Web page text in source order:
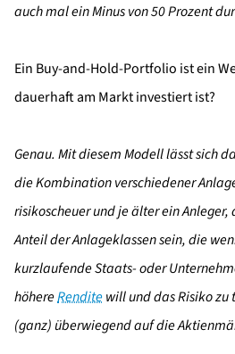
auch mal ein Minus von 50 Prozent
Ein Buy-and-Hold-Portfolio ist ein
dauerhaft am Markt investiert ist?
Genau. Mit diesem Modell lässt sich
die Kombination verschiedener
risikoscheuer und je älter ein Anleger,
Anteil der Anlageklassen sein, die
kurzlaufende Staats- oder
höhereRenditewill und das Risiko
(ganz) überwiegend auf die